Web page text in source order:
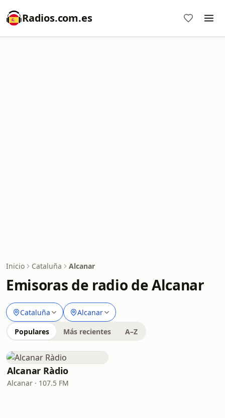
Radios.com.es
Inicio Cataluña Alcanar
Emisoras de radio de Alcanar
Cataluña Alcanar
Populares Más recientes A–Z
Alcanar Ràdio
Alcanar · 107.5 FM